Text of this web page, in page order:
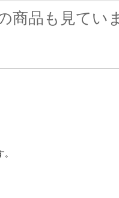
商品も見てい